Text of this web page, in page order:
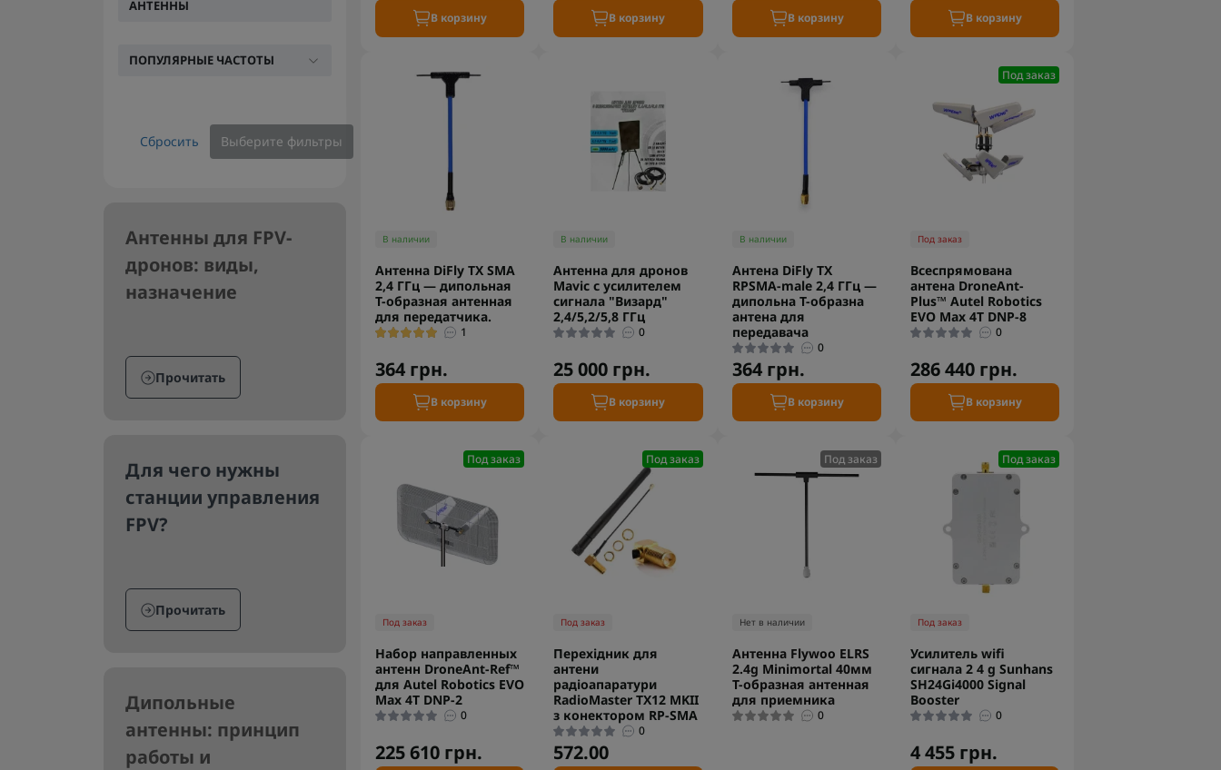
АНТЕННЫ
ПОПУЛЯРНЫЕ ЧАСТОТЫ
Сбросить Выберите фильтры
Антенны для FPV-
дронов: виды,
назначение
Прочитать
Для чего нужны
станции управления
FPV?
Прочитать
Дипольные
антенны: принцип
работы и
В корзину В корзину В корзину В корзину
В наличии
Антенна DiFly TX SMA
2,4 ГГц — дипольная
T-образная антенная
для передатчика.
1
364 грн.
В корзину
В наличии
Антенна для дронов
Mavic с усилителем
сигнала "Визард"
2,4/5,2/5,8 ГГц
0
25 000 грн.
В корзину
В наличии
Антена DiFly TX
RPSMA-male 2,4 ГГц —
дипольна T-образна
антена для
передавача
0
364 грн.
В корзину
Под заказ
Под заказ
Всеспрямована
антена DroneAnt-
Plus™ Autel Robotics
EVO Max 4T DNP-8
0
286 440 грн.
В корзину
Под заказ
Под заказ
Набор направленных
антенн DroneAnt-Ref™
для Autel Robotics EVO
Max 4T DNP-2
0
225 610 грн.
Под заказ
Под заказ
Перехідник для
антени
радіоапаратури
RadioMaster TX12 MKII
з конектором RP-SMA
0
572.00
Под заказ
Нет в наличии
Антенна Flywoo ELRS
2.4g Minimortal 40мм
T-образная антенная
для приемника
0
Под заказ
Под заказ
Усилитель wifi
сигнала 2 4 g Sunhans
SH24Gi4000 Signal
Booster
0
4 455 грн.